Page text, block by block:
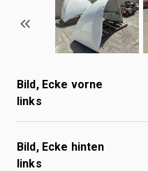
Bild, Ecke vorne
links
Bild, Ecke hinten
links